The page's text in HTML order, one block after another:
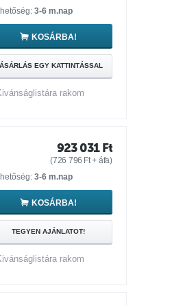
3-6 m.nap
KOSÁRBA!
EGY KATTINTÁSSAL
rakom
923 031 Ft
(726 796 Ft+ áfa)
3-6 m.nap
KOSÁRBA!
TEGYEN AJÁNLATOT!
rakom